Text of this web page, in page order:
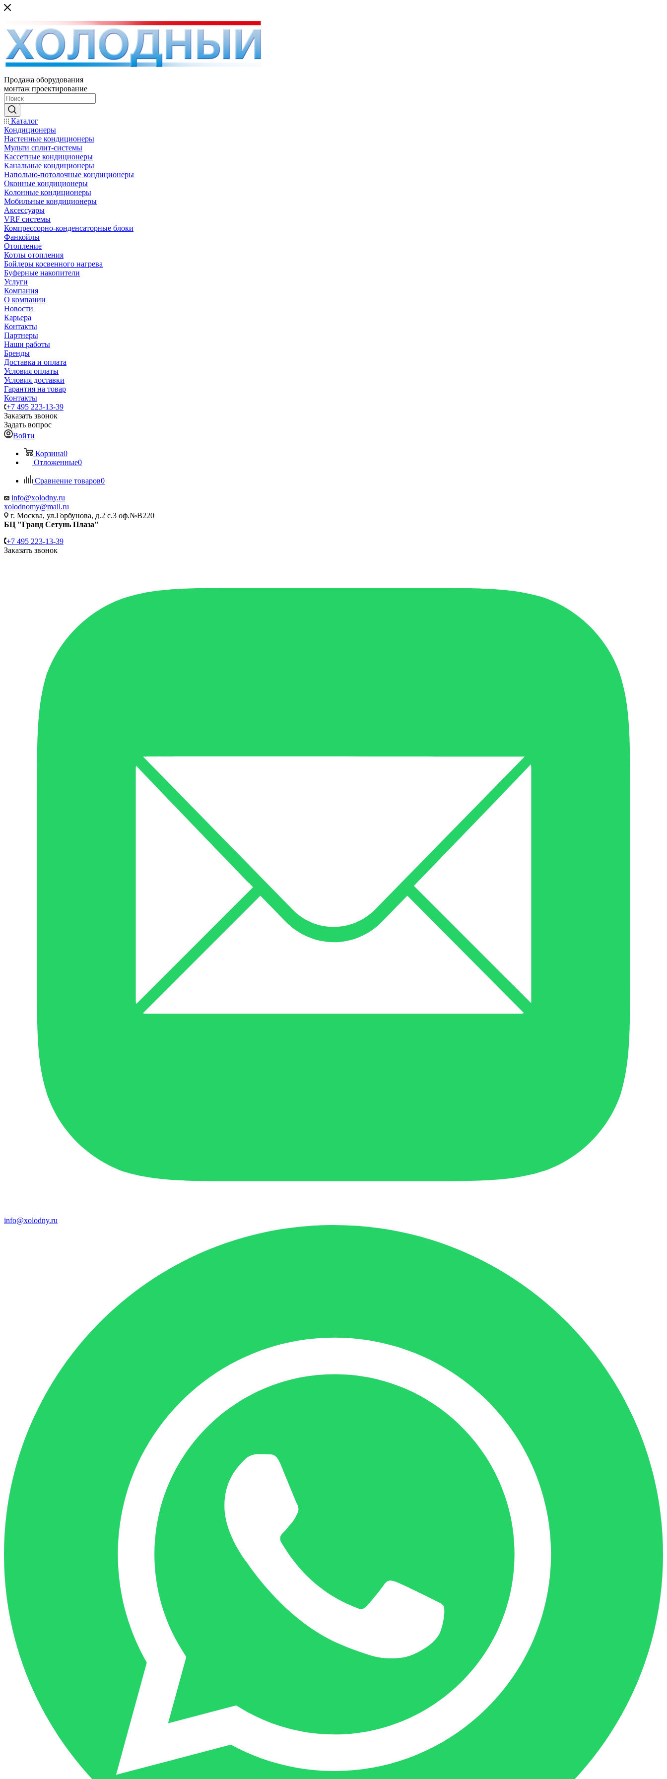
Продажа оборудования
монтаж проектирование
Каталог
Кондиционеры
Настенные кондиционеры
Мульти сплит-системы
Кассетные кондиционеры
Канальные кондиционеры
Напольно-потолочные кондиционеры
Оконные кондиционеры
Колонные кондиционеры
Мобильные кондиционеры
Аксессуары
VRF системы
Компрессорно-конденсаторные блоки
Фанкойлы
Отопление
Котлы отопления
Бойлеры косвенного нагрева
Буферные накопители
Услуги
Компания
О компании
Новости
Карьера
Контакты
Партнеры
Наши работы
Бренды
Доставка и оплата
Условия оплаты
Условия доставки
Гарантия на товар
Контакты
+7 495 223-13-39
Заказать звонок
Задать вопрос
Войти
Корзина0
Отложенные0
Сравнение товаров0
info@xolodny.ru
xolodnomy@mail.ru
г. Москва, ул.Горбунова, д.2 с.3 оф.№В220
БЦ "Гранд Сетунь Плаза"
+7 495 223-13-39
Заказать звонок
info@xolodny.ru